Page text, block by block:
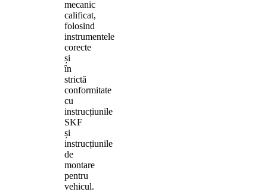
mecanic
calificat,
folosind
instrumentele
corecte
și
în
strictă
conformitate
cu
instrucțiunile
SKF
și
instrucțiunile
de
montare
pentru
vehicul.